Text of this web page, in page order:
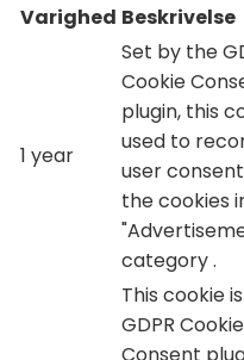
Varighed Beskrivelse
1 year
Set by the
Cookie
plugin, this
used to
user
the cookies
category .
This cookie
GDPR Cookie